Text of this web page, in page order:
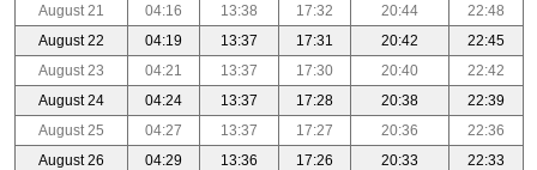
August 21
04:16 13:38 17:32 20:44
22:48
August 22
04:19 13:37 17:31 20:42
22:45
August 23
04:21 13:37 17:30 20:40
22:42
August 24
04:24 13:37 17:28 20:38
22:39
August 25
04:27 13:37 17:27 20:36
22:36
August 26
04:29 13:36 17:26 20:33
22:33